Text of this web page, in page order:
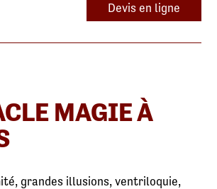
Devis en ligne
MAGIE À
grandes illusions, ventriloquie,